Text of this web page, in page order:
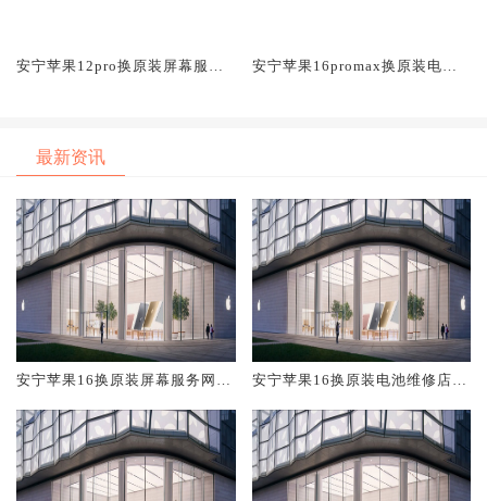
安宁苹果12pro换原装屏幕服务
安宁苹果16promax换原装电池
最新资讯
安宁苹果16换原装屏幕服务网点
安宁苹果16换原装电池维修店大